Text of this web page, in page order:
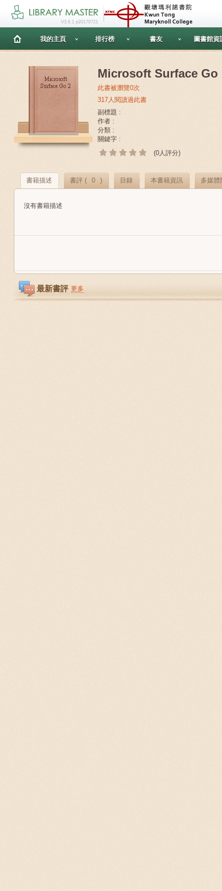
V3.6.1 p20170721
我的主頁 排行榜 書友 圖書館資
Microsoft Surface Go
此書被瀏覽0次
317人閱讀過此書
副標題 :
作者 :
分類 :
關鍵字 :
(0人評分)
書籍描述 書評 ( 0 ) 目錄 本書籍資訊 多媒體
沒有書籍描述
最新書評 更多